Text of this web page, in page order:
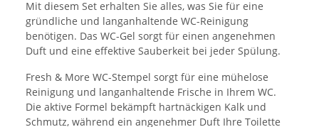
Mit diesem Set erhalten Sie alles, was Sie für eine
gründliche und langanhaltende WC-Reinigung
benötigen. Das WC-Gel sorgt für einen angenehmen
Duft und eine effektive Sauberkeit bei jeder Spülung.
Fresh & More WC-Stempel sorgt für eine mühelose
Reinigung und langanhaltende Frische in Ihrem WC.
Die aktive Formel bekämpft hartnäckigen Kalk und
Schmutz, während ein angenehmer Duft Ihre Toilette